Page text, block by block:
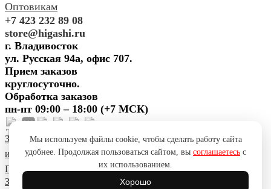
Оптовикам
+7 423 232 89 08
store@higashi.ru
г. Владивосток
ул. Русская 94а, офис 707.
Прием заказов
круглосуточно.
Обработка заказов
пн-пт 09:00 – 18:00 (+7 МСК)
Задать вопросПредложить
идеюПоблагодаритьПожаловаться Сообщить об ошибке
Политика конфиденциальностиСогласие на обработку ПД
Задать вопрос
Мы используем файлы cookie, чтобы сделать работу сайта
удобнее. Продолжая пользоваться сайтом, вы соглашаетесь с
их использованием.
Хорошо